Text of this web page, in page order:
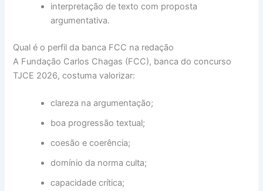
interpretação de texto com proposta
argumentativa.
Qual é o perfil da banca FCC na redação
A Fundação Carlos Chagas (FCC), banca do concurso
TJCE 2026, costuma valorizar:
clareza na argumentação;
boa progressão textual;
coesão e coerência;
domínio da norma culta;
capacidade crítica;